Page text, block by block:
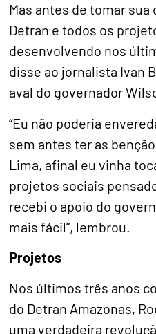
Mas antes de tomar sua
Detran e todos os
desenvolvendo nos
disse ao jornalista Ivan
aval do governador
“Eu não poderia
sem antes ter as
Lima, afinal eu vinha
projetos sociais
recebi o apoio do
mais fácil”, lembrou.
Projetos
Nos últimos três anos
do Detran Amazonas,
uma verdadeira